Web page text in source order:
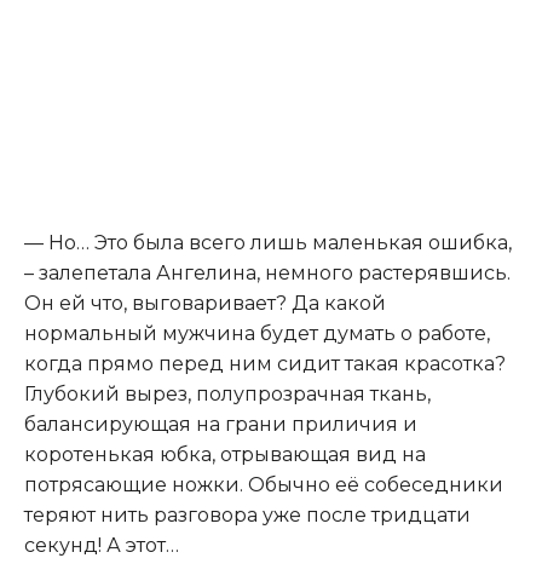
— Но… Это была всего лишь маленькая ошибка,
– залепетала Ангелина, немного растерявшись.
Он ей что, выговаривает? Да какой
нормальный мужчина будет думать о работе,
когда прямо перед ним сидит такая красотка?
Глубокий вырез, полупрозрачная ткань,
балансирующая на грани приличия и
коротенькая юбка, отрывающая вид на
потрясающие ножки. Обычно её собеседники
теряют нить разговора уже после тридцати
секунд! А этот…